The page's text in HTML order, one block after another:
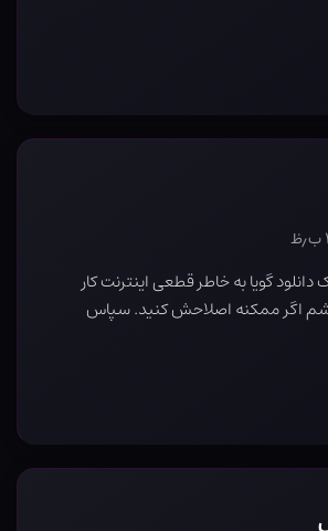
گویا به خاطر قطعی اینترنت کار
اگر ممکنه اصلاحش کنید. سپاس